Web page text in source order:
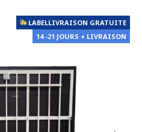
LABELLIVRAISON GRATUITE
14 -21 JOURS + LIVRAISON